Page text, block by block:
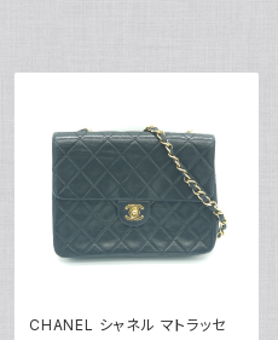
CHANEL シャネル マトラッセ